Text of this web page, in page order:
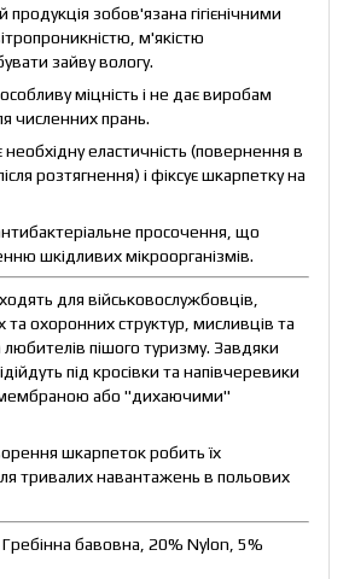
продукція зобов'язана гігієнічними
м'якістю
зайву вологу.
міцність і не дає виробам
численних прань.
необхідну еластичність (повернення в
розтягнення) і фіксує шкарпетку на
просочення, що
шкідливих мікроорганізмів.
для військовослужбовців,
та охоронних структур, мисливців та
любителів пішого туризму. Завдяки
під кросівки та напівчеревики
або "дихаючими"
шкарпеток робить їх
тривалих навантажень в польових
бавовна, 20% Nylon, 5%